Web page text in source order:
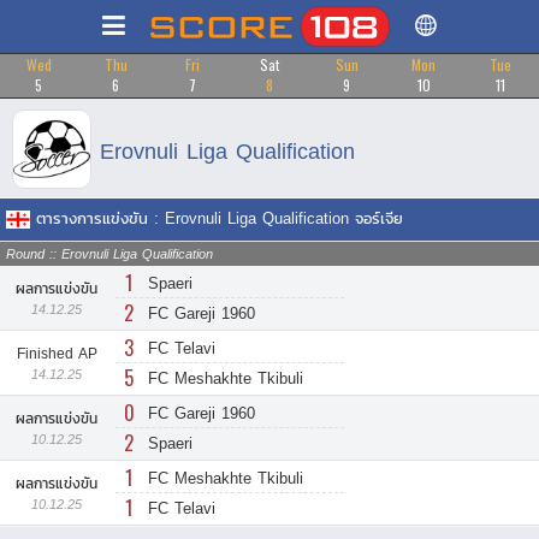
Wed
5
Thu
6
Fri
7
Sat
8
Sun
9
Mon
10
Tue
11
Erovnuli Liga Qualification
ตารางการแข่งขัน : Erovnuli Liga Qualification จอร์เจีย
Round :: Erovnuli Liga Qualification
ผลการแข่งขัน
14.12.25
1 Spaeri
2 FC Gareji 1960
Finished AP
14.12.25
3 FC Telavi
5 FC Meshakhte Tkibuli
ผลการแข่งขัน
10.12.25
0 FC Gareji 1960
2 Spaeri
ผลการแข่งขัน
10.12.25
1 FC Meshakhte Tkibuli
1 FC Telavi